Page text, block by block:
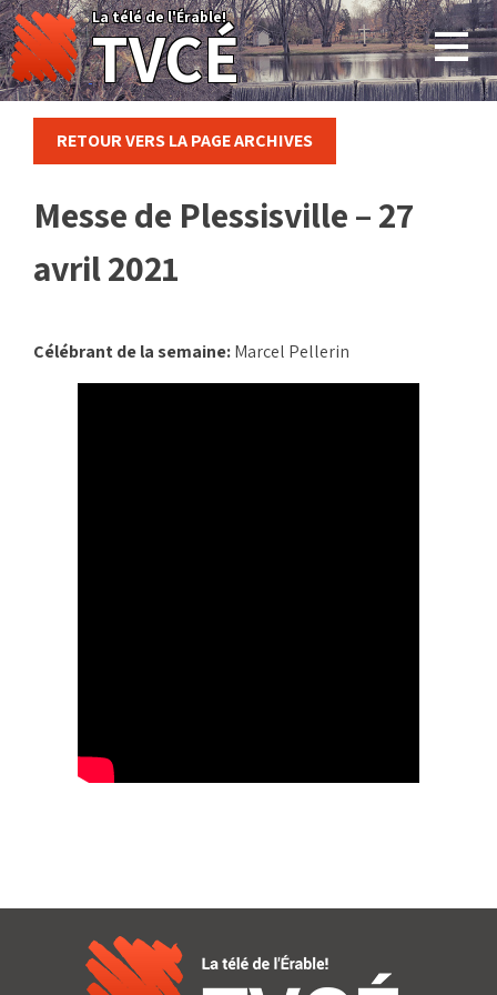
Skip
to
content
La télé de l'Érable!
TVCÉ
RETOUR VERS LA PAGE ARCHIVES
Messe de Plessisville – 27
avril 2021
Célébrant de la semaine:Marcel Pellerin